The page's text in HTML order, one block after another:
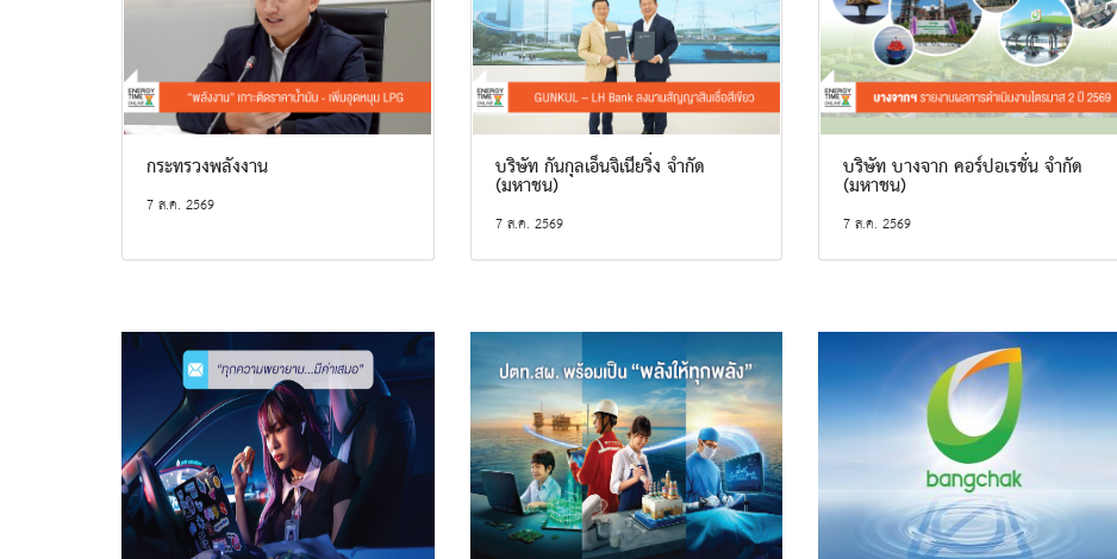
กระทรวงพลังงาน
7 ส.ค. 2569
บริษัท กันกุลเอ็นจิเนียริ่ง จำกัด
(มหาชน)
7 ส.ค. 2569
บริษัท บางจาก คอร์ปอเรชั่น จำกัด
(มหาชน)
7 ส.ค. 2569